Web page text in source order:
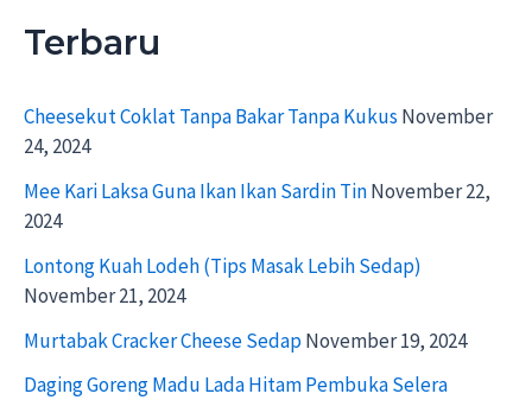
Terbaru
Cheesekut Coklat Tanpa Bakar Tanpa Kukus November
24, 2024
Mee Kari Laksa Guna Ikan Ikan Sardin TinNovember 22,
2024
Lontong Kuah Lodeh (Tips Masak Lebih Sedap)
November 21, 2024
Murtabak Cracker Cheese SedapNovember 19, 2024
Daging Goreng Madu Lada Hitam Pembuka Selera